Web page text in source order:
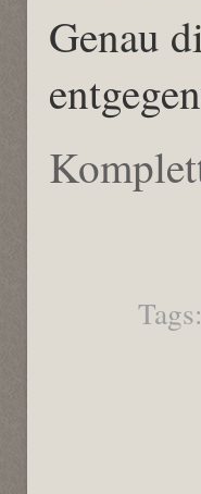
Genau
Tags: